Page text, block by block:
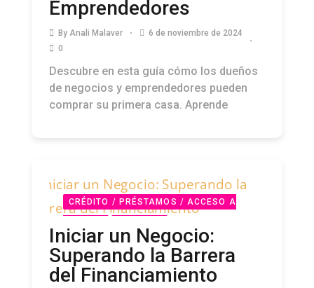
Emprendedores
By Anali Malaver
6 de noviembre de 2024
0
Descubre en esta guía cómo los dueños
de negocios y emprendedores pueden
comprar su primera casa. Aprende
CRÉDITO / PRÉSTAMOS / ACCESO A
Iniciar un Negocio:
Superando la Barrera
del Financiamiento